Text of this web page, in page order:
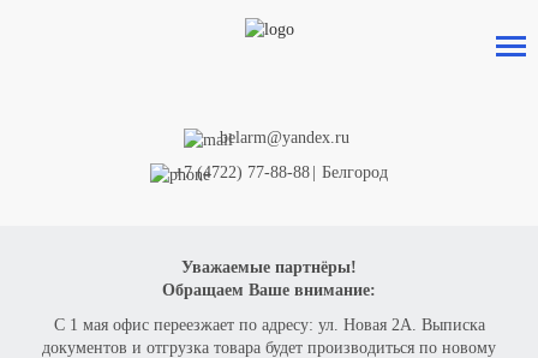
belarm@yandex.ru
+7 (4722) 77-88-88
Белгород
Уважаемые партнёры!
Обращаем Ваше внимание:
С 1 мая офис переезжает по адресу: ул. Новая 2А. Выписка
документов и отгрузка товара будет производиться по новому